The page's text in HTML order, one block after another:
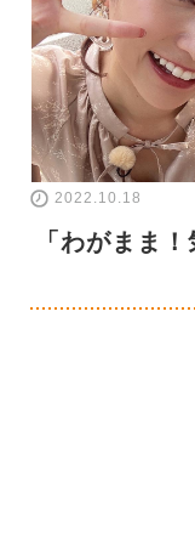
2022.10.18
「わがまま